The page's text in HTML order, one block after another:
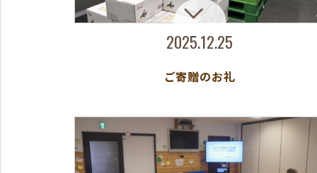
2025.12.25
ご寄贈のお礼